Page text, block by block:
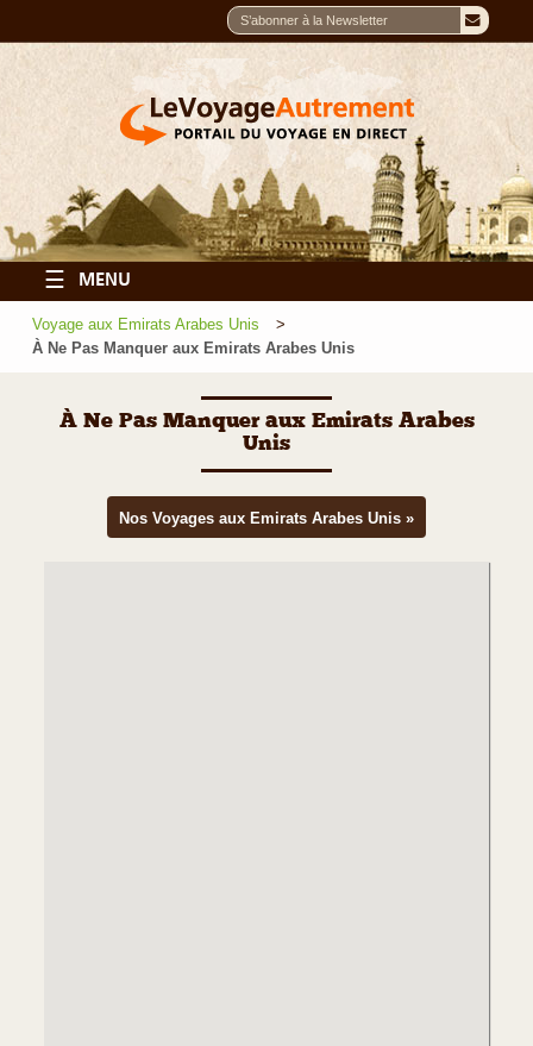
☰ MENU
Voyage aux Emirats Arabes Unis
À Ne Pas Manquer aux Emirats Arabes Unis
À Ne Pas Manquer aux Emirats Arabes
Unis
Nos Voyages aux Emirats Arabes Unis »